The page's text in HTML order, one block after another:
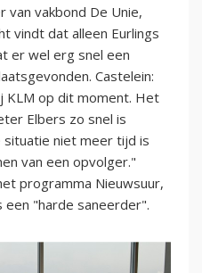
van vakbond De Unie,
vindt dat alleen Eurlings
er wel erg snel een
Castelein:
KLM op dit moment. Het
Elbers zo snel is
niet meer tijd is
van een opvolger."
programma Nieuwsuur,
"harde saneerder".